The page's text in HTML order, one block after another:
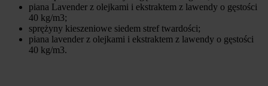
piana Lavender z olejkami i ekstraktem z lawendy o gęstości
40 kg/m3;
sprężyny kieszeniowe siedem stref twardości;
piana lavender z olejkami i ekstraktem z lawendy o gęstości
40 kg/m3.